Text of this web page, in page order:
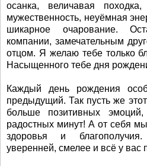
осанка, величавая
мужественность, неуёмная
шикарное очарование.
компании, замечательным
отцом. Я желаю тебе только
Насыщенного тебе дня
Каждый день рождения
предыдущий. Так пусть же
больше позитивных
радостных минут! А от себя
здоровья и
уверенней, смелее и всё у вас